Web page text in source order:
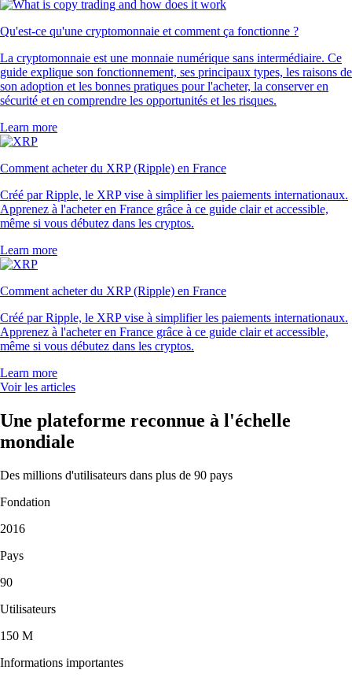
Qu'est-ce qu'une cryptomonnaie et comment ça fonctionne ?
La cryptomonnaie est une monnaie numérique sans intermédiaire. Ce
guide explique son fonctionnement, ses principaux types, les raisons de
son adoption et les bonnes pratiques pour l'acheter, la conserver en
sécurité et en comprendre les opportunités et les risques.
Learn more
Comment acheter du XRP (Ripple) en France
Créé par Ripple, le XRP vise à simplifier les paiements internationaux.
Apprenez à l'acheter en France grâce à ce guide clair et accessible,
même si vous débutez dans les cryptos.
Learn more
Comment acheter du XRP (Ripple) en France
Créé par Ripple, le XRP vise à simplifier les paiements internationaux.
Apprenez à l'acheter en France grâce à ce guide clair et accessible,
même si vous débutez dans les cryptos.
Learn more
Voir les articles
Une plateforme reconnue à l'échelle
mondiale
Des millions d'utilisateurs dans plus de 90 pays
Fondation
2016
Pays
90
Utilisateurs
150 M
Informations importantes